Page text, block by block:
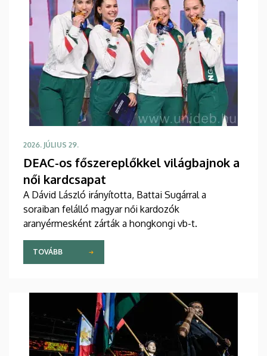
2026. JÚLIUS 29.
DEAC-os főszereplőkkel világbajnok a
női kardcsapat
A Dávid László irányította, Battai Sugárral a
soraiban felálló magyar női kardozók
aranyérmesként zárták a hongkongi vb-t.
TOVÁBB